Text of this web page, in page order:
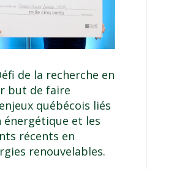
de la recherche en
but de faire
québécois liés
et les
récents en
renouvelables.